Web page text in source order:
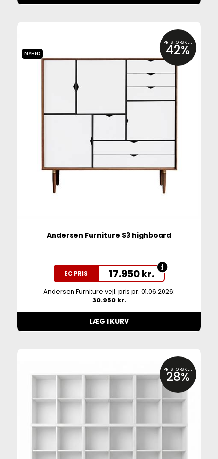
PRISFORSKEL
42%
NYHED
Andersen Furniture S3 highboard
EC PRIS 17.950kr.
Andersen Furniture vejl. pris pr. 01.06.2026:
30.950 kr.
LÆG I KURV
PRISFORSKEL
28%